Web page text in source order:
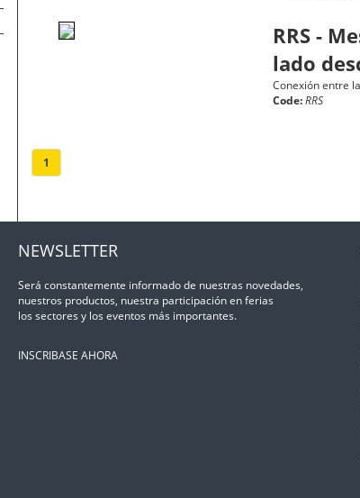
RRS -
lado
Conexión entre
Code:RRS
1
NEWSLETTER
Será constantemente informado de nuestras novedades,
nuestros productos, nuestra participación en ferias
los sectores y los eventos más importantes.
INSCRIBASE AHORA